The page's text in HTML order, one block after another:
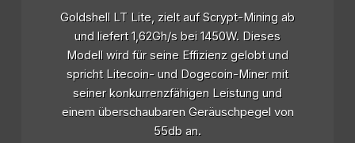
Goldshell LT Lite, zielt auf Scrypt-Mining ab
und liefert 1,62Gh/s bei 1450W. Dieses
Modell wird für seine Effizienz gelobt und
spricht Litecoin- und Dogecoin-Miner mit
seiner konkurrenzfähigen Leistung und
einem überschaubaren Geräuschpegel von
55db an.